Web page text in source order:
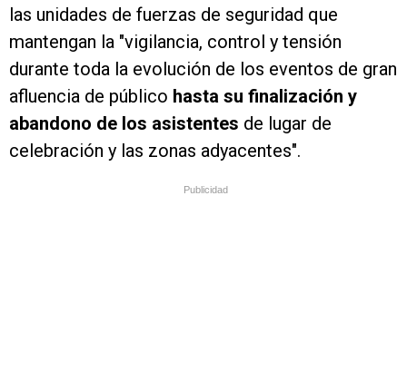
las unidades de fuerzas de seguridad que
mantengan la "vigilancia, control y tensión
durante toda la evolución de los eventos de gran
afluencia de público hasta su finalización y
abandono de los asistentes de lugar de
celebración y las zonas adyacentes".
Publicidad